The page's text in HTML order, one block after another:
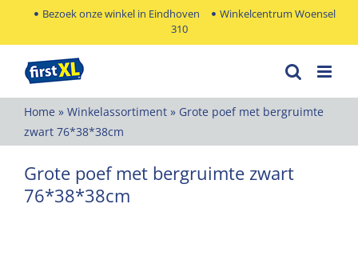
Bezoek onze winkel in Eindhoven
Winkelcentrum Woensel
310
Home » Winkelassortiment » Grote poef met bergruimte
zwart 76*38*38cm
Grote poef met bergruimte zwart
76*38*38cm